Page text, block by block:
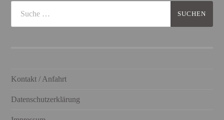
Kontakt / Anfahrt
Datenschutzerklärung